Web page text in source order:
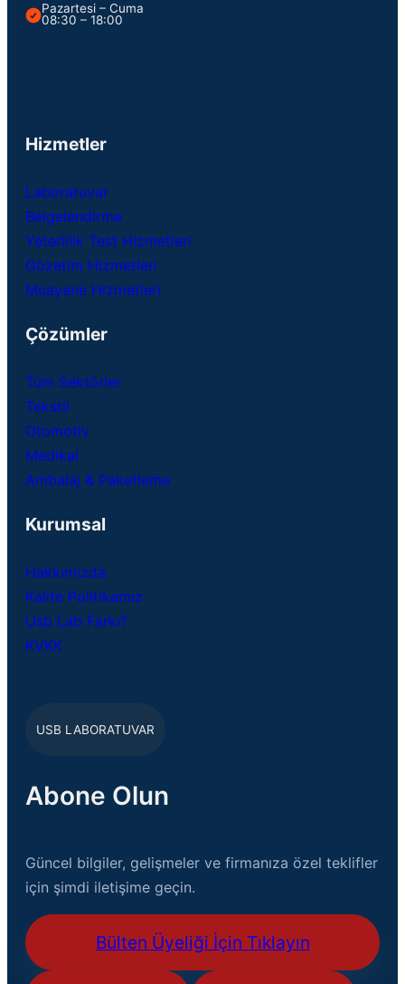
Pazartesi – Cuma
08:30 – 18:00
Hizmetler
Laboratuvar
Belgelendirme
Yeterlilik Test Hizmetleri
Gözetim Hizmetleri
Muayene Hizmetleri
Çözümler
Tüm Sektörler
Tekstil
Otomotiv
Medikal
Ambalaj & Paketleme
Kurumsal
Hakkımızda
Kalite Politikamız
Usb Lab Farkı?
KVKK
USB LABORATUVAR
Abone Olun
Güncel bilgiler, gelişmeler ve firmanıza özel teklifler
için şimdi iletişime geçin.
Bülten Üyeliği İçin Tıklayın